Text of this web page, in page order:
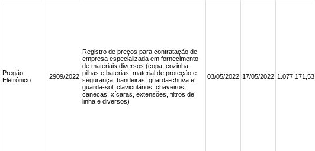
Pregão
Eletrônico
2909/2022
Registro de preços para contratação de
empresa especializada em fornecimento
de materiais diversos (copa, cozinha,
pilhas e baterias, material de proteção e
segurança, bandeiras, guarda-chuva e
guarda-sol, claviculários, chaveiros,
canecas, xícaras, extensões, filtros de
linha e diversos)
03/05/2022 17/05/2022 1.077.171,53